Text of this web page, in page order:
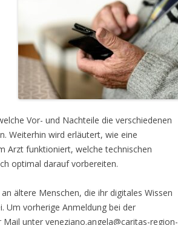
Vor- und Nachteile die verschiedenen
Weiterhin wird erläutert, wie eine
Arzt funktioniert, welche technischen
optimal darauf vorbereiten.
ältere Menschen, die ihr digitales Wissen
Um vorherige Anmeldung bei der
Mail unter veneziano.angela@caritas-region-